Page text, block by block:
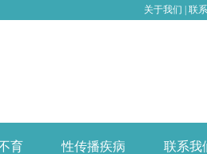
关于我们 联
育 性传播疾病 联系我